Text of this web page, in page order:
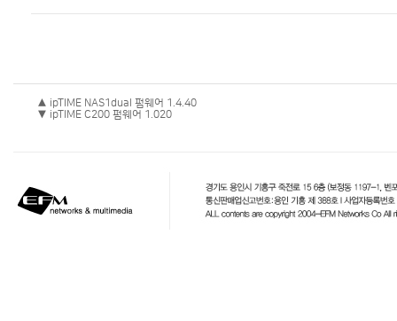
▲ ipTIME NAS1dual 펌웨어 1.4.40
▼ ipTIME C200 펌웨어 1.020